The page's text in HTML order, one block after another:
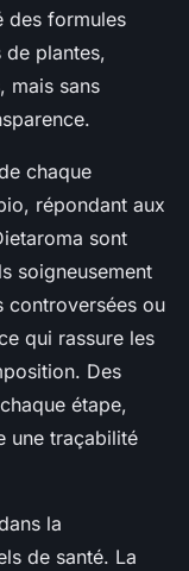
des formules
plantes,
mais sans
chaque
répondant aux
sont
soigneusement
controversées ou
qui rassure les
Des
étape,
une traçabilité
la
de santé. La